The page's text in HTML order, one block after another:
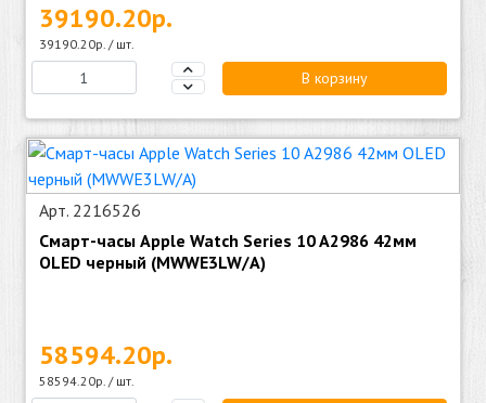
39190.20р.
39190.20р. / шт.
В корзину
Арт. 2216526
Смарт-часы Apple Watch Series 10 A2986 42мм
OLED черный (MWWE3LW/A)
58594.20р.
58594.20р. / шт.